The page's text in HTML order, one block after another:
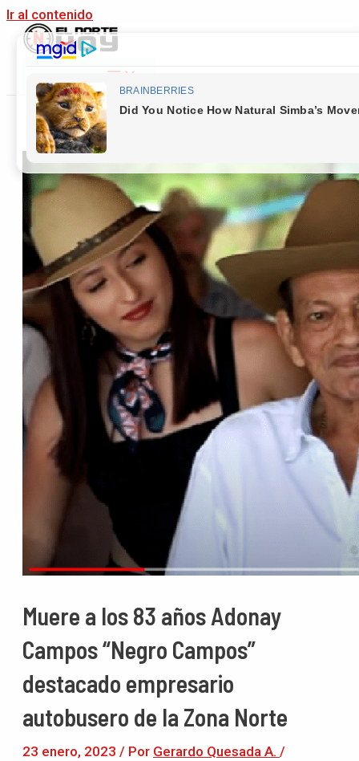
Ir al contenido
Main Menu
Muere a los 83 años Adonay
Campos “Negro Campos”
destacado empresario
autobusero de la Zona Norte
23 enero, 2023 / Por Gerardo Quesada A. /